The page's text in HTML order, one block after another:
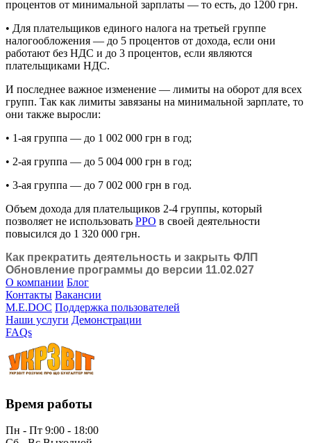
процентов от минимальной зарплаты — то есть, до 1200 грн.
• Для плательщиков единого налога на третьей группе
налогообложения — до 5 процентов от дохода, если они
работают без НДС и до 3 процентов, если являются
плательщиками НДС.
И последнее важное изменение — лимиты на оборот для всех
групп. Так как лимиты завязаны на минимальной зарплате, то
они также выросли:
• 1-ая группа — до 1 002 000 грн в год;
• 2-ая группа — до 5 004 000 грн в год;
• 3-ая группа — до 7 002 000 грн в год.
Объем дохода для плательщиков 2-4 группы, который
позволяет не использовать РРО в своей деятельности
повысился до 1 320 000 грн.
Как прекратить деятельность и закрыть ФЛП
Обновление программы до версии 11.02.027
О компании Блог
Контакты Вакансии
M.E.DOC Поддержка пользователей
Наши услуги Демонстрации
FAQs
Время работы
Пн - Пт 9:00 - 18:00